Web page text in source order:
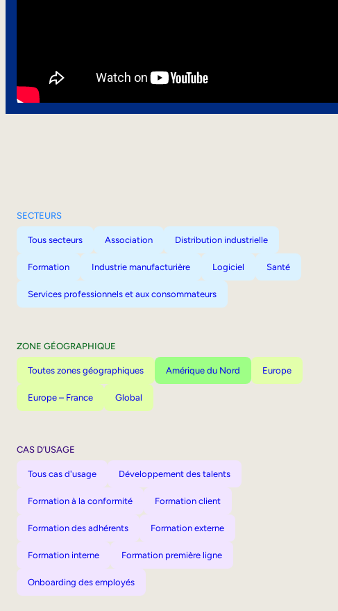
SECTEURS
Tous secteurs Association Distribution industrielle
Formation Industrie manufacturière Logiciel Santé
Services professionnels et aux consommateurs
ZONE GÉOGRAPHIQUE
Toutes zones géographiques Amérique du Nord Europe
Europe – France Global
CAS D’USAGE
Tous cas d'usage Développement des talents
Formation à la conformité Formation client
Formation des adhérents Formation externe
Formation interne Formation première ligne
Onboarding des employés